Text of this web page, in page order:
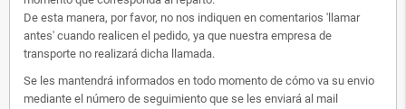
De esta manera, por favor, no nos indiquen en comentarios 'llamar
antes' cuando realicen el pedido, ya que nuestra empresa de
transporte no realizará dicha llamada.
Se les mantendrá informados en todo momento de cómo va su envio
mediante el número de seguimiento que se les enviará al mail